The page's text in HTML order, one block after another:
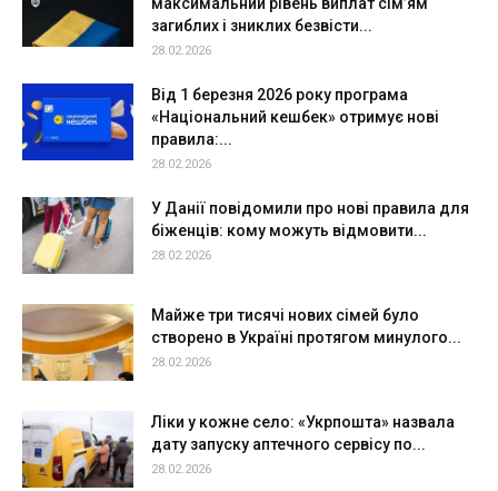
загиблих і зниклих безвісти...
28.02.2026
Від 1 березня 2026 року програма
«Національний кешбек» отримує нові
правила:...
28.02.2026
У Данії повідомили про нові правила для
біженців: кому можуть відмовити...
28.02.2026
Майже три тисячі нових сімей було
створено в Україні протягом минулого...
28.02.2026
Ліки у кожне село: «Укрпошта» назвала
дату запуску аптечного сервісу по...
28.02.2026